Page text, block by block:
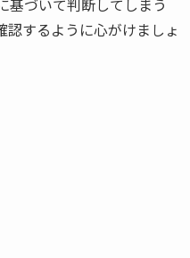
するように心がけましょ